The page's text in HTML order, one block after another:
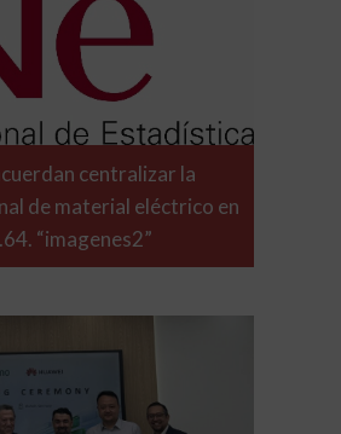
centralizar la
de material eléctrico en
“imagenes2”